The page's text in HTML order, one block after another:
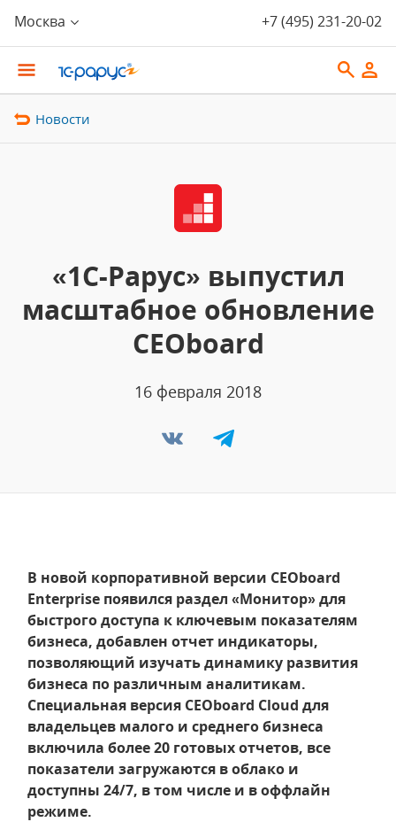
Москва +7 (495) 231-20-02
Новости
«1С-Рарус» выпустил
масштабное обновление
CEOboard
16 февраля 2018
В новой корпоративной версии СEOboard
Enterprise появился раздел «Монитор» для
быстрого доступа к ключевым показателям
бизнеса, добавлен отчет индикаторы,
позволяющий изучать динамику развития
бизнеса по различным аналитикам.
Специальная версия CEOboard Cloud для
владельцев малого и среднего бизнеса
включила более 20 готовых отчетов, все
показатели загружаются в облако и
доступны 24/7, в том числе и в оффлайн
режиме.